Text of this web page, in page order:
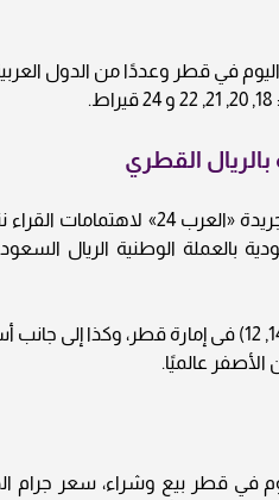
في قطر وعددًا من الدول
القطري
أسعار الذهب في قطراليوم الجمعة 22/8/2025 .. في إطار تغطية
الوطنية الريال
ويحوي التقرير أسعار المعدن النفيس بجميع عياراته (عيار 24, 22, 18, 14, 12) فى
عالميًا.
22/8/2025، سعر الذهب اليوم في قطر بيع